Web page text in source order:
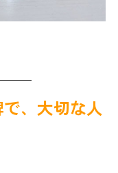
、大切な人